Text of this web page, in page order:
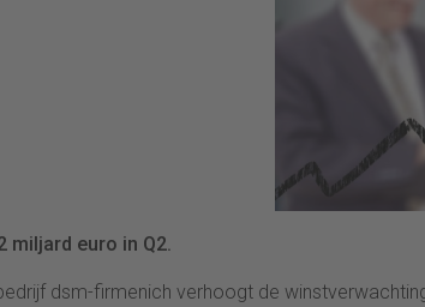
miljard euro in Q2.
dsm-firmenich verhoogt de